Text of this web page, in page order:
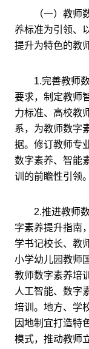
（一）教师数
养标准为引领、
提升为特色的教
1.完善教师数
要求，制定教师
力标准、高校教
系，为教师数字
据。修订教师专
数字素养、智能
训的前瞻性引领。
2.推进教师数
字素养提升指南
学书记校长、教
小学幼儿园教师
教师数字素养培
人工智能、数字
培训。地方、学
因地制宜打造特
模式，推动教师